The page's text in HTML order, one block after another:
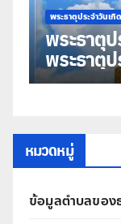
พระธาตุประจำวันเกิด
พระธาตุป
พระธาตุป
หมวดหมู่
ข้อมูลตำบลของ